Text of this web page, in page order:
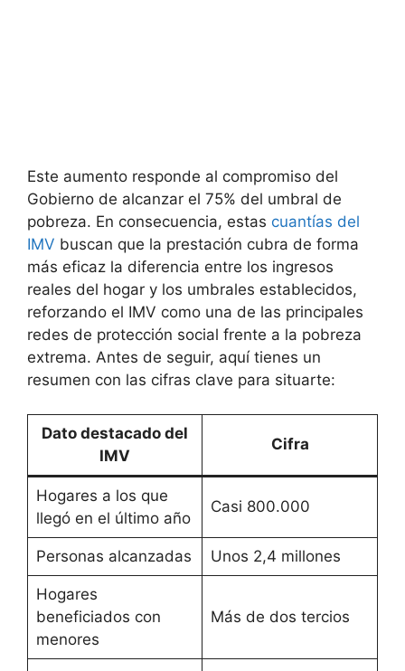
Este aumento responde al compromiso del
Gobierno de alcanzar el 75% del umbral de
pobreza. En consecuencia, estas cuantías del
IMV buscan que la prestación cubra de forma
más eficaz la diferencia entre los ingresos
reales del hogar y los umbrales establecidos,
reforzando el IMV como una de las principales
redes de protección social frente a la pobreza
extrema. Antes de seguir, aquí tienes un
resumen con las cifras clave para situarte:
Dato destacado del
IMV
Cifra
Hogares a los que
llegó en el último año
Casi 800.000
Personas alcanzadas Unos 2,4 millones
Hogares
beneficiados con
menores
Más de dos tercios